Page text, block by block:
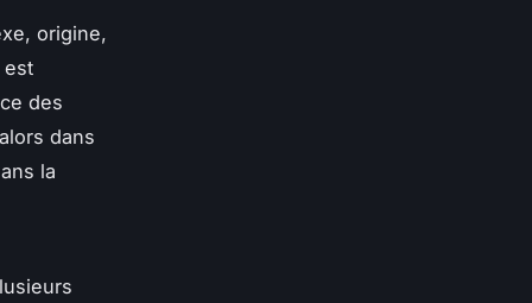
origine,
est
des
dans
la